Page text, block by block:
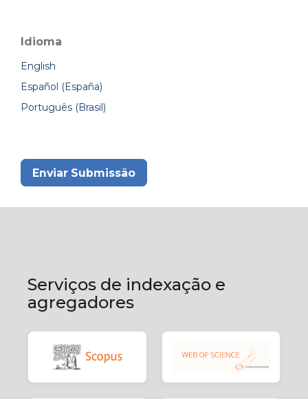
Idioma
English
Español (España)
Português (Brasil)
Enviar Submissão
Serviços de indexação e
agregadores